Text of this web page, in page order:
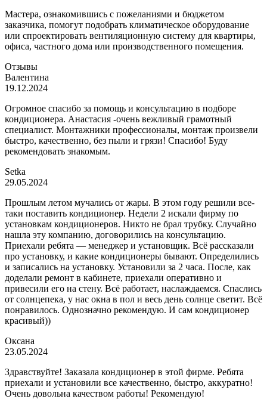
Мастера, ознакомившись с пожеланиями и бюджетом
заказчика, помогут подобрать климатическое оборудование
или спроектировать вентиляционную систему для квартиры,
офиса, частного дома или производственного помещения.
Отзывы
Валентина
19.12.2024
Огромное спасибо за помощь и консультацию в подборе
кондиционера. Анастасия -очень вежливый грамотный
специалист. Монтажники профессионалы, монтаж произвели
быстро, качественно, без пыли и грязи! Спасибо! Буду
рекомендовать знакомым.
Setka
29.05.2024
Прошлым летом мучались от жары. В этом году решили все-
таки поставить кондиционер. Недели 2 искали фирму по
установкам кондиционеров. Никто не брал трубку. Случайно
нашла эту компанию, договорились на консультацию.
Приехали ребята — менеджер и установщик. Всё рассказали
про установку, и какие кондиционеры бывают. Определились
и записались на установку. Установили за 2 часа. После, как
доделали ремонт в кабинете, приехали оперативно и
привесили его на стену. Всё работает, наслаждаемся. Спаслись
от солнцепека, у нас окна в пол и весь день солнце светит. Всё
понравилось. Однозначно рекомендую. И сам кондиционер
красивый))
Оксана
23.05.2024
Здравствуйте! Заказала кондиционер в этой фирме. Ребята
приехали и установили все качественно, быстро, аккуратно!
Очень довольна качеством работы! Рекомендую!